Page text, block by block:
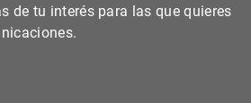
de tu interés para las que quieres